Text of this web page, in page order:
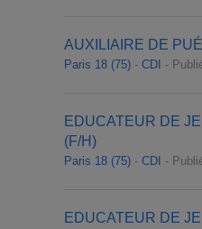
AUXILIAIRE DE
Paris 18 (75)- CDI -
EDUCATEUR DE
(F/H)
Paris 18 (75)- CDI -
EDUCATEUR DE